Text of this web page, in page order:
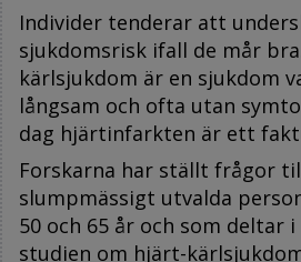
Individer tenderar att
sjukdomsrisk ifall de mår
kärlsjukdom är en sjukdom
långsam och ofta utan
dag hjärtinfarkten är ett
Forskarna har ställt frågor
slumpmässigt utvalda
50 och 65 år och som deltar i
studien om hjärt-